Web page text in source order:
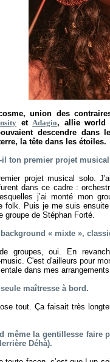
union des
etAdagio, allie world
descendre
la tête dans les étoiles.
ton premier projet
projet musical solo.
dans ce cadre :
j’ai monté mon
folk. Puis je me suis
groupe de Stéphan Forté.
« mixte »,
groupes, oui. En
C'est d'ailleurs pour
dans mes
maîtresse à bord.
tout. Ça faisait très
même la gentillesse faire
Déhà).